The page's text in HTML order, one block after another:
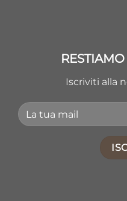
Iscriviti alla